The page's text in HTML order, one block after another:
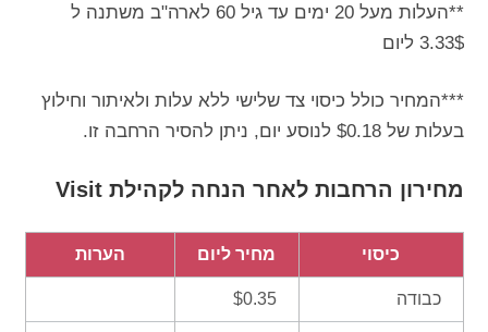
**העלות מעל 20 ימים עד גיל 60 לארה"ב משתנה ל
3.33$ ליום
***המחיר כולל כיסוי צד שלישי ללא עלות ולאיתור וחילוץ
בעלות של $0.18 לנוסע יום, ניתן להסיר הרחבה זו.
מחירון הרחבות לאחר הנחה לקהילת Visit
כיסוי מחיר ליום הערות
כבודה $0.35